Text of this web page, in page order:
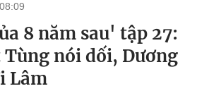
8 năm sau' tập 27:
nói dối, Dương
Lâm